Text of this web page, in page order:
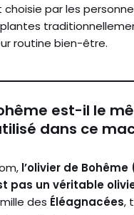
par les
routine bien-être.
est-il le
dans ce
l’olivier de Bohême
pas un véritable
des Éléagnacées,